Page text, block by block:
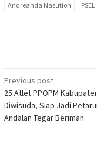
Andreanda Nasution PSEL
Post
navigation
Previous post
25 Atlet PPOPM
Diwisuda, Siap Jadi
Andalan Tegar Beriman